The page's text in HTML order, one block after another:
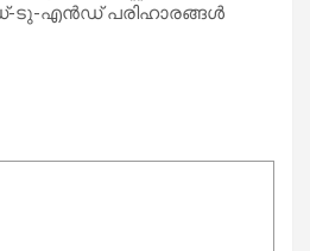
ടു-എന്‍ഡ് പരിഹാരങ്ങള്‍